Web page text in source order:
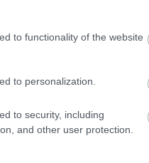
to functionality of the website
to personalization.
to security, including
and other user protection.
az Alexianer
meg a
Tovább
hozzá!